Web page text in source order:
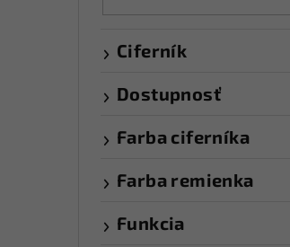
Ciferník
Dostupnosť
Farba ciferníka
Farba remienka
Funkcia